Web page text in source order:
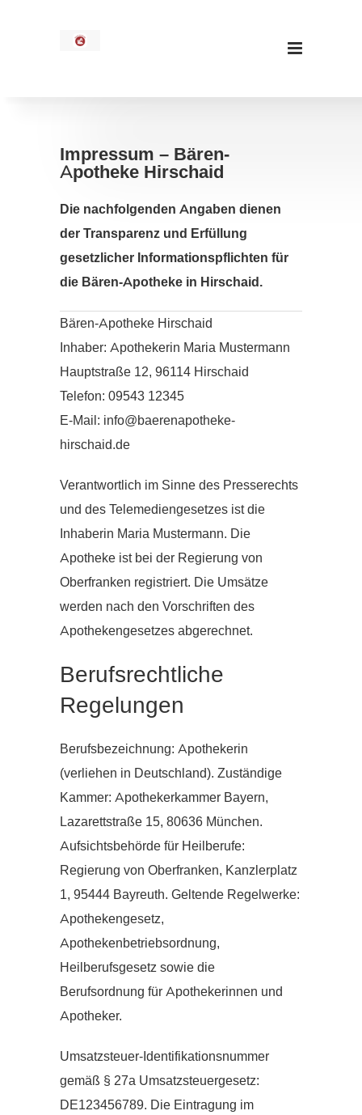
Impressum – Bären-
Apotheke Hirschaid
Die nachfolgenden Angaben dienen
der Transparenz und Erfüllung
gesetzlicher Informationspflichten für
die Bären-Apotheke in Hirschaid.
Bären-Apotheke Hirschaid
Inhaber: Apothekerin Maria Mustermann
Hauptstraße 12, 96114 Hirschaid
Telefon: 09543 12345
E-Mail: info@baerenapotheke-
hirschaid.de
Verantwortlich im Sinne des Presserechts
und des Telemediengesetzes ist die
Inhaberin Maria Mustermann. Die
Apotheke ist bei der Regierung von
Oberfranken registriert. Die Umsätze
werden nach den Vorschriften des
Apothekengesetzes abgerechnet.
Berufsrechtliche
Regelungen
Berufsbezeichnung: Apothekerin
(verliehen in Deutschland). Zuständige
Kammer: Apothekerkammer Bayern,
Lazarettstraße 15, 80636 München.
Aufsichtsbehörde für Heilberufe:
Regierung von Oberfranken, Kanzlerplatz
1, 95444 Bayreuth. Geltende Regelwerke:
Apothekengesetz,
Apothekenbetriebsordnung,
Heilberufsgesetz sowie die
Berufsordnung für Apothekerinnen und
Apotheker.
Umsatzsteuer-Identifikationsnummer
gemäß § 27a Umsatzsteuergesetz:
DE123456789. Die Eintragung im